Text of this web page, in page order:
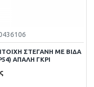
ΣΤΕΓΑΝΗ ΜΕ ΒΙΔΑ
AΠΑΛΗ ΓΚΡΙ